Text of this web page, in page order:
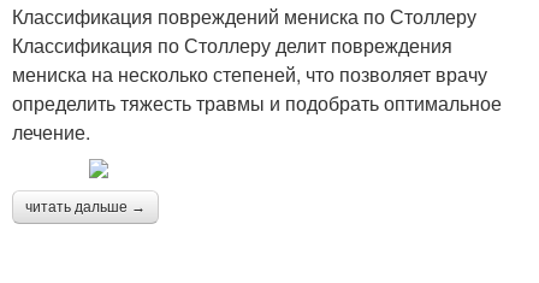
Классификация повреждений мениска по Столлеру
Классификация по Столлеру делит повреждения
мениска на несколько степеней, что позволяет врачу
определить тяжесть травмы и подобрать оптимальное
лечение.
читать дальше →